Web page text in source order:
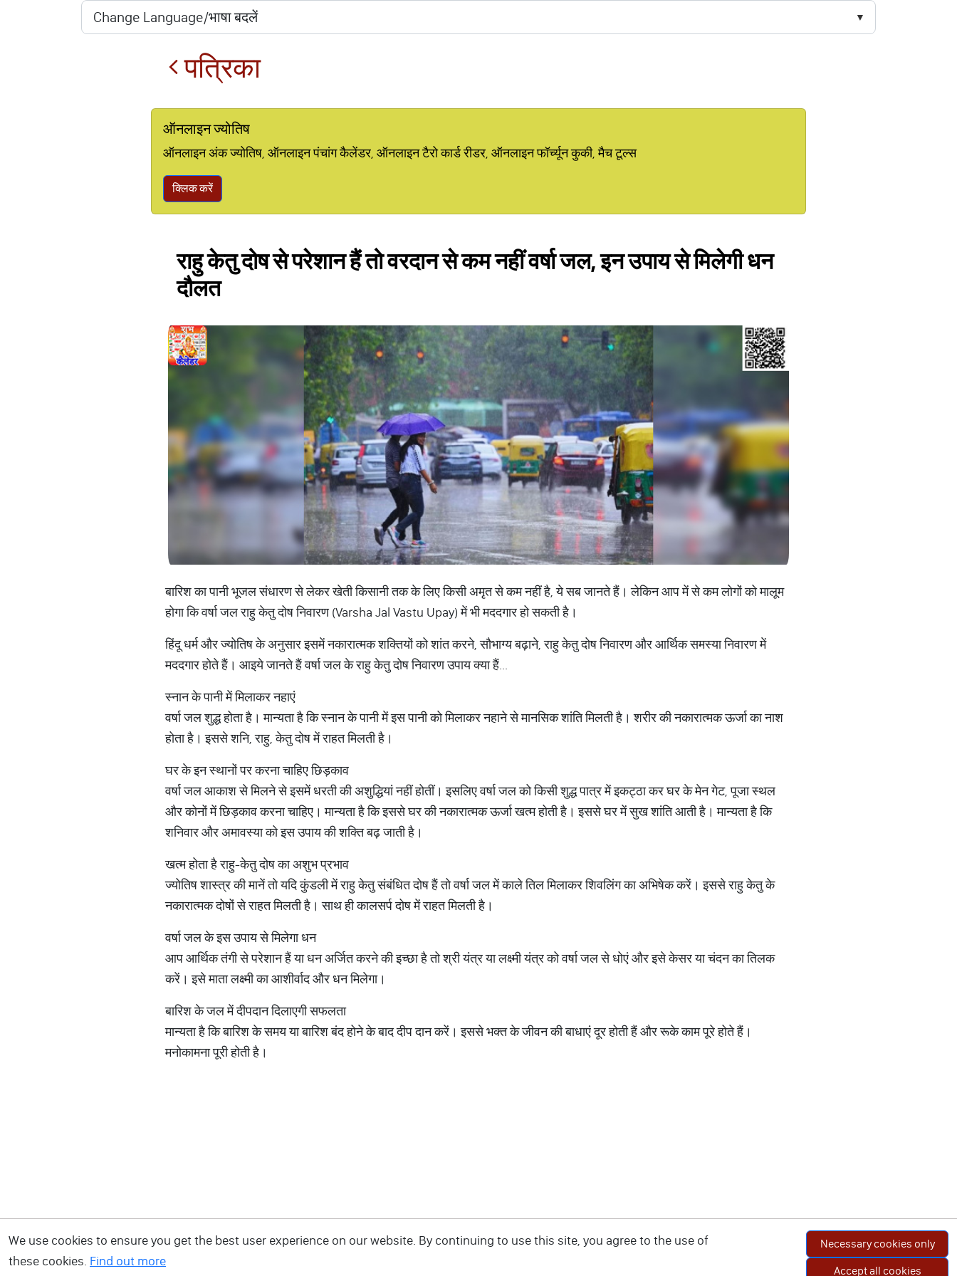
पत्रिका
ऑनलाइन ज्योतिष
ऑनलाइन अंक ज्योतिष, ऑनलाइन पंचांग कैलेंडर, ऑनलाइन टैरो कार्ड रीडर, ऑनलाइन फॉर्च्यून कुकी, मैच टूल्स
क्लिक करें
राहु केतु दोष से परेशान हैं तो वरदान से कम नहीं वर्षा जल, इन उपाय से मिलेगी धन
दौलत
बारिश का पानी भूजल संधारण से लेकर खेती किसानी तक के लिए किसी अमृत से कम नहीं है, ये सब जानते हैं। लेकिन आप में से कम लोगों को मालूम
होगा कि वर्षा जल राहु केतु दोष निवारण (Varsha Jal Vastu Upay) में भी मददगार हो सकती है।
हिंदू धर्म और ज्योतिष के अनुसार इसमें नकारात्मक शक्तियों को शांत करने, सौभाग्य बढ़ाने, राहु केतु दोष निवारण और आर्थिक समस्या निवारण में
मददगार होते हैं। आइये जानते हैं वर्षा जल के राहु केतु दोष निवारण उपाय क्या हैं...
स्नान के पानी में मिलाकर नहाएं
वर्षा जल शुद्ध होता है। मान्यता है कि स्नान के पानी में इस पानी को मिलाकर नहाने से मानसिक शांति मिलती है। शरीर की नकारात्मक ऊर्जा का नाश
होता है। इससे शनि, राहु, केतु दोष में राहत मिलती है।
घर के इन स्थानों पर करना चाहिए छिड़काव
वर्षा जल आकाश से मिलने से इसमें धरती की अशुद्धियां नहीं होतीं। इसलिए वर्षा जल को किसी शुद्ध पात्र में इकट्ठा कर घर के मेन गेट, पूजा स्थल
और कोनों में छिड़काव करना चाहिए। मान्यता है कि इससे घर की नकारात्मक ऊर्जा खत्म होती है। इससे घर में सुख शांति आती है। मान्यता है कि
शनिवार और अमावस्या को इस उपाय की शक्ति बढ़ जाती है।
खत्म होता है राहु-केतु दोष का अशुभ प्रभाव
ज्योतिष शास्त्र की मानें तो यदि कुंडली में राहु केतु संबंधित दोष हैं तो वर्षा जल में काले तिल मिलाकर शिवलिंग का अभिषेक करें। इससे राहु केतु के
नकारात्मक दोषों से राहत मिलती है। साथ ही कालसर्प दोष में राहत मिलती है।
वर्षा जल के इस उपाय से मिलेगा धन
आप आर्थिक तंगी से परेशान हैं या धन अर्जित करने की इच्छा है तो श्री यंत्र या लक्ष्मी यंत्र को वर्षा जल से धोएं और इसे केसर या चंदन का तिलक
करें। इसे माता लक्ष्मी का आशीर्वाद और धन मिलेगा।
बारिश के जल में दीपदान दिलाएगी सफलता
मान्यता है कि बारिश के समय या बारिश बंद होने के बाद दीप दान करें। इससे भक्त के जीवन की बाधाएं दूर होती हैं और रूके काम पूरे होते हैं।
मनोकामना पूरी होती है।
We use cookies to ensure you get the best user experience on our website. By continuing to use this site, you agree to the use of
these cookies. Find out more
Necessary cookies only
Accept all cookies